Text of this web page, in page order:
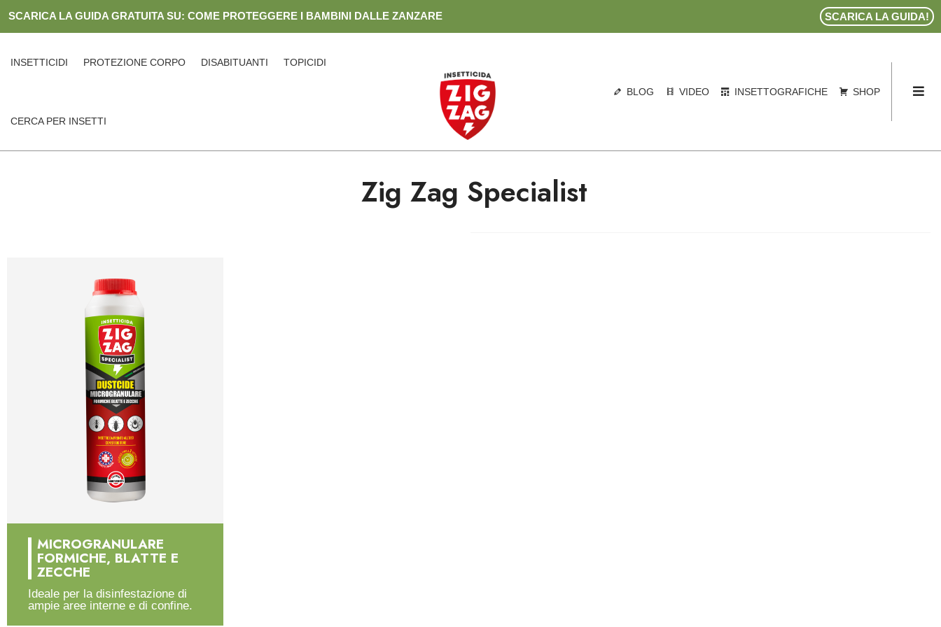
content
SCARICA LA GUIDA GRATUITA SU: COME PROTEGGERE I BAMBINI DALLE ZANZARE SCARICA LA GUIDA!
INSETTICIDI PROTEZIONE CORPO DISABITUANTI TOPICIDI
CERCA PER INSETTI
BLOG VIDEO INSETTOGRAFICHE SHOP
Zig Zag Specialist
MICROGRANULARE
FORMICHE, BLATTE E
ZECCHE
Ideale per la disinfestazione di
ampie aree interne e di confine.